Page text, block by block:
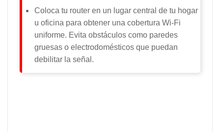
Coloca tu router en un lugar central de tu hogar
u oficina para obtener una cobertura Wi-Fi
uniforme. Evita obstáculos como paredes
gruesas o electrodomésticos que puedan
debilitar la señal.